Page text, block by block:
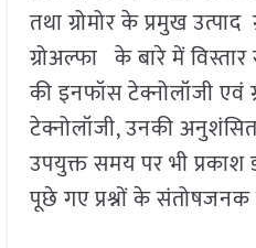
तथा ग्रोमोर के प्रमुख उत्पाद
ग्रोअल्फा के बारे में विस्तार
की इनफॉस टेक्नोलॉजी एवं
टेक्नोलॉजी, उनकी अनुशंसित
उपयुक्त समय पर भी प्रकाश
पूछे गए प्रश्नों के संतोषजनक